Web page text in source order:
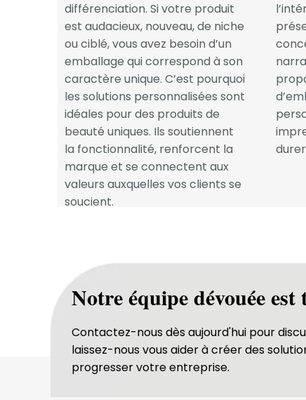
différenciation. Si votre produit
est audacieux, nouveau, de niche
ou ciblé, vous avez besoin d’un
emballage qui correspond à son
caractère unique. C’est pourquoi
les solutions personnalisées sont
idéales pour des produits de
beauté uniques. Ils soutiennent
la fonctionnalité, renforcent la
marque et se connectent aux
valeurs auxquelles vos clients se
soucient.
Notre équipe dévouée
Contactez-nous dès aujourd'hui pour
laissez-nous vous aider à créer des
progresser votre entreprise.